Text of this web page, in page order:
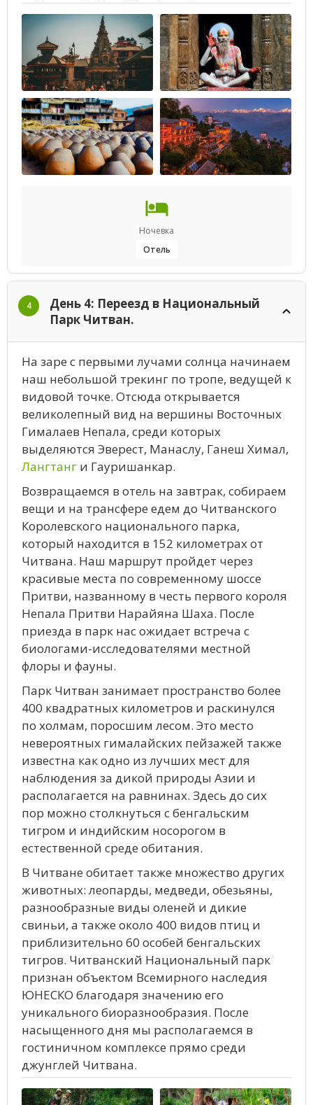
Ночевка
Отель
4
День 4: Переезд в Национальный
Парк Читван.
На заре с первыми лучами солнца начинаем
наш небольшой трекинг по тропе, ведущей к
видовой точке. Отсюда открывается
великолепный вид на вершины Восточных
Гималаев Непала, среди которых
выделяются Эверест, Манаслу, Ганеш Химал,
Лангтанг и Гауришанкар.
Возвращаемся в отель на завтрак, собираем
вещи и на трансфере едем до Читванского
Королевского национального парка,
который находится в 152 километрах от
Читвана. Наш маршрут пройдет через
красивые места по современному шоссе
Притви, названному в честь первого короля
Непала Притви Нарайяна Шаха. После
приезда в парк нас ожидает встреча с
биологами-исследователями местной
флоры и фауны.
Парк Читван занимает пространство более
400 квадратных километров и раскинулся
по холмам, поросшим лесом. Это место
невероятных гималайских пейзажей также
известна как одно из лучших мест для
наблюдения за дикой природы Азии и
располагается на равнинах. Здесь до сих
пор можно столкнуться с бенгальским
тигром и индийским носорогом в
естественной среде обитания.
В Читване обитает также множество других
животных: леопарды, медведи, обезьяны,
разнообразные виды оленей и дикие
свиньи, а также около 400 видов птиц и
приблизительно 60 особей бенгальских
тигров. Читванский Национальный парк
признан объектом Всемирного наследия
ЮНЕСКО благодаря значению его
уникального биоразнообразия. После
насыщенного дня мы располагаемся в
гостиничном комплексе прямо среди
джунглей Читвана.